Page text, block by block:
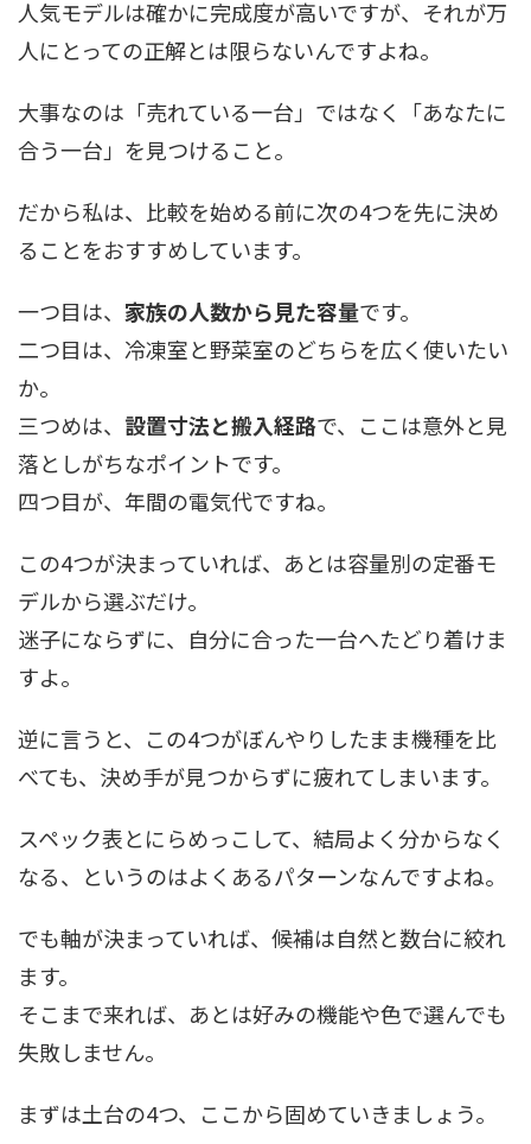
人気モデルは確かに完成度が高いですが、それが万
人にとっての正解とは限らないんですよね。
大事なのは「売れている一台」ではなく「あなたに
合う一台」を見つけること。
だから私は、比較を始める前に次の4つを先に決め
ることをおすすめしています。
一つ目は、 家族の人数から見た容量です。
二つ目は、冷凍室と野菜室のどちらを広く使いたい
か。
三つめは、 設置寸法と搬入経路で、ここは意外と見
落としがちなポイントです。
四つ目が、年間の電気代ですね。
この4つが決まっていれば、あとは容量別の定番モ
デルから選ぶだけ。
迷子にならずに、自分に合った一台へたどり着けま
すよ。
逆に言うと、この4つがぼんやりしたまま機種を比
べても、決め手が見つからずに疲れてしまいます。
スペック表とにらめっこして、結局よく分からなく
なる、というのはよくあるパターンなんですよね。
でも軸が決まっていれば、候補は自然と数台に絞れ
ます。
そこまで来れば、あとは好みの機能や色で選んでも
失敗しません。
まずは土台の4つ、ここから固めていきましょう。